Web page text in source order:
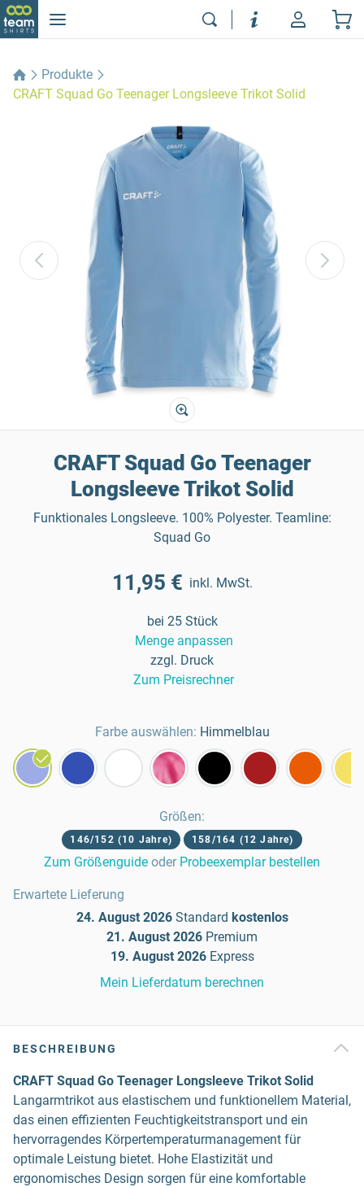
Produkte
CRAFT Squad Go Teenager Longsleeve Trikot Solid
CRAFT Squad Go Teenager
Longsleeve Trikot Solid
Funktionales Longsleeve. 100% Polyester. Teamline:
Squad Go
11,95 € inkl. MwSt.
bei 25 Stück
Menge anpassen
zzgl. Druck
Zum Preisrechner
Farbe auswählen: Himmelblau
Größen:
146/152 (10 Jahre) 158/164 (12 Jahre)
Zum Größenguide oder Probeexemplar bestellen
Erwartete Lieferung
24. August 2026 Standard kostenlos
21. August 2026 Premium
19. August 2026 Express
Mein Lieferdatum berechnen
BESCHREIBUNG
CRAFT Squad Go Teenager Longsleeve Trikot Solid
Langarmtrikot aus elastischem und funktionellem Material,
das einen effizienten Feuchtigkeitstransport und ein
hervorragendes Körpertemperaturmanagement für
optimale Leistung bietet. Hohe Elastizität und
ergonomisches Design sorgen für eine komfortable